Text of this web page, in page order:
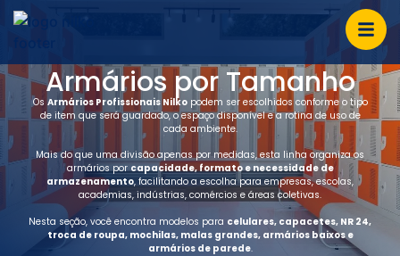
Armários por Tamanho
Os Armários Profissionais Nilkopodem ser escolhidos conforme o tipo
de item que será guardado, o espaço disponível e a rotina de uso de
cada ambiente.
Mais do que uma divisão apenas por medidas, esta linha organiza os
armários porcapacidade, formato e necessidade de
armazenamento, facilitando a escolha para empresas, escolas,
academias, indústrias, comércios e áreas coletivas.
Nesta seção, você encontra modelos para celulares, capacetes, NR 24,
troca de roupa, mochilas, malas grandes, armários baixos e
armários de parede.